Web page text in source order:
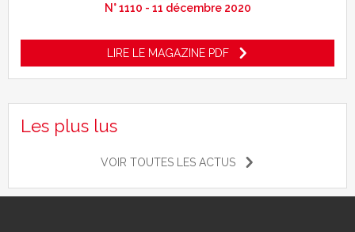
N° 1110 - 11 décembre 2020
LIRE LE MAGAZINE PDF
Les plus lus
VOIR TOUTES LES ACTUS